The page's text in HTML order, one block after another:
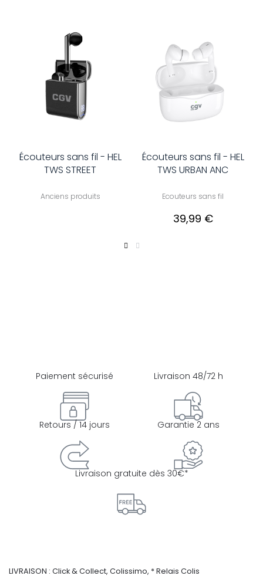
Écouteurs sans fil - HEL
TWS STREET
Anciens produits
Écouteurs sans fil - HEL
TWS URBAN ANC
Ecouteurs sans fil
39,99 €
Paiement sécurisé Livraison 48/72 h
Retours / 14 jours Garantie 2 ans
Livraison gratuite dès 30€*
LIVRAISON : Click & Collect, Colissimo, * Relais Colis